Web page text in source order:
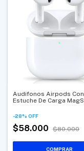
Audifonos Airpods Con
Estuche De Carga
-28% OFF
$58.000 $80.000